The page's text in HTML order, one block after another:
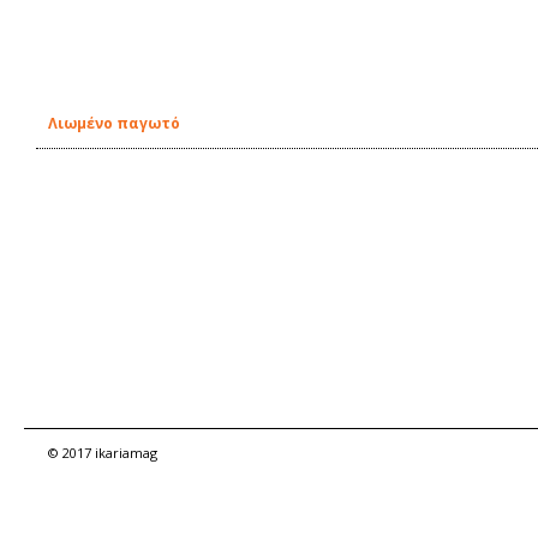
Λιωμένο παγωτό
© 2017 ikariamag